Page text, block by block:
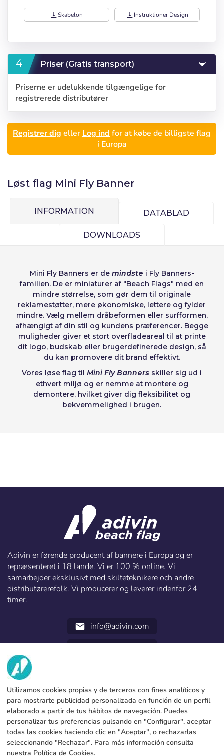
Bruger (VAT):
Husk adgangskode: Ja Nej
Adgang
Gendan adgangskoder
Opret konto
Vælg dit sprog
Español
Deutsch
Italiano
Sverige
Denmark
Slovenčina (Slovak)
vertical_align_bottomSkabelon vertical_align_bottom Instruktioner Design
Priser (Gratis transport)
Priserne er udelukkende tilgængelige for
registrerede distributører
Registrer dig eller Log ind for at købe de billigste flag
i Europa
Løst flag Mini Fly Banner
INFORMATION DATABLAD
DOWNLOADS
Mini Fly Banners er de mindste i Fly Banners-
familien. De er miniaturer af "Beach Flags" med en
mindre størrelse, som gør dem til originale
reklamestøtter, mere økonomiske, lettere og fylder
mindre. Vælg mellem dråbeformen eller surfformen,
afhængigt af din stil og kundens præferencer. Begge
muligheder giver et stort overfladeareal til at printe
dit logo, budskab eller brugerdefinerede design, så
du kan promovere dit brand effektivt.
Vores løse flag til Mini Fly Banners skiller sig ud i
ethvert miljø og er nemme at montere og
demontere, hvilket giver dig fleksibilitet og
bekvemmelighed i brugen.
Fra1 -1,00 €
Seleccionar número
de elementos a
diseñar
Adivin er førende producent af bannere i Europa og er
repræsenteret i 18 lande. Vi er 100 % online. Vi
samarbejder eksklusivt med skilteteknikere och andre
distributørerefolk. Vi producerer og leverer indenfor 24
timer.
email info@adivin.com
VI HAR?
Fabrik
Kontakt
Blog
TJENESTER
Betalingsformer
Produktion og forsendelse
JURIDISKE DATA
Juridisk meddelelse
Generelle vilkår og betingelser
Cookies policy
Utilizamos cookies propias y de terceros con fines analíticos y
para mostrarte publicidad personalizada en función de un perfil
elaborado a partir de tus hábitos de navegación. Puedes
personalizar tus preferencias pulsando en "Configurar", aceptar
todas las cookies haciendo clic en "Aceptar", o rechazarlas
seleccionando "Rechazar". Para más información consulta
nuestra Política de Cookies.